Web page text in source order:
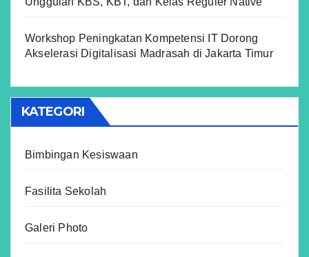
Workshop Peningkatan Kompetensi IT Dorong
Akselerasi Digitalisasi Madrasah di Jakarta Timur
KATEGORI
Bimbingan Kesiswaan
Fasilita Sekolah
Galeri Photo